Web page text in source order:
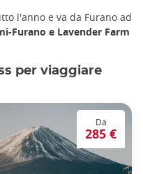
l'anno e va da Furano ad
Furano e Lavender Farm
per viaggiare
Da
285 €